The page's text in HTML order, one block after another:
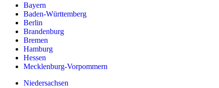
Bayern
Baden-Württemberg
Berlin
Brandenburg
Bremen
Hamburg
Hessen
Mecklenburg-Vorpommern
Niedersachsen